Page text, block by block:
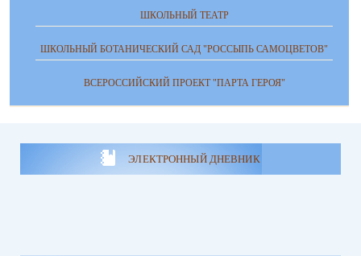
ШКОЛЬНЫЙ ТЕАТР
ШКОЛЬНЫЙ БОТАНИЧЕСКИЙ САД "РОССЫПЬ САМОЦВЕТОВ"
ВСЕРОССИЙСКИЙ ПРОЕКТ "ПАРТА ГЕРОЯ"
ЭЛЕКТРОННЫЙ ДНЕВНИК